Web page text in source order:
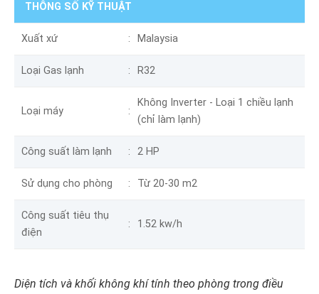
THÔNG SỐ KỸ THUẬT
Xuất xứ Malaysia
Loại Gas lạnh R32
Loại máy
Không Inverter - Loại 1 chiều lạnh
(chỉ làm lạnh)
Công suất làm lạnh 2 HP
Sử dụng cho phòng Từ 20-30 m2
Công suất tiêu thụ
điện
1.52 kw/h
Diện tích và khối không khí tính theo phòng trong điều